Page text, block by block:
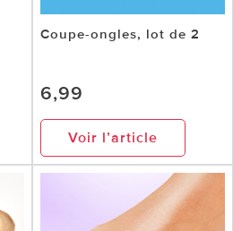
Coupe-ongles, lot de 2
6,99
Voir l’article